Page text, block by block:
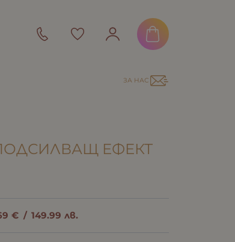
ЗА НАС
ЕФЕКТ
€ / 149.99 лв.